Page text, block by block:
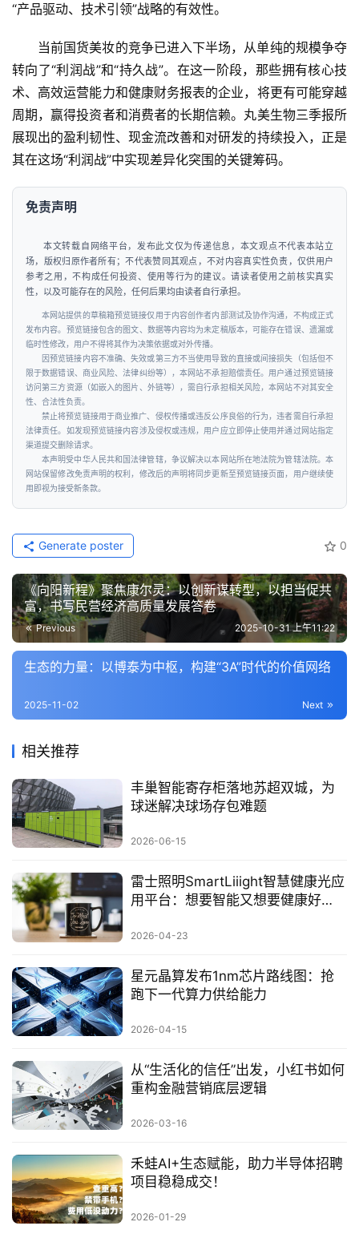
“产品驱动、技术引领”战略的有效性。
当前国货美妆的竞争已进入下半场，从单纯的规模争夺
转向了“利润战”和“持久战”。在这一阶段，那些拥有核心技
术、高效运营能力和健康财务报表的企业，将更有可能穿越
周期，赢得投资者和消费者的长期信赖。丸美生物三季报所
展现出的盈利韧性、现金流改善和对研发的持续投入，正是
其在这场“利润战”中实现差异化突围的关键筹码。
免责声明
本文转载自网络平台，发布此文仅为传递信息，本文观点不代表本站立
场，版权归原作者所有；不代表赞同其观点，不对内容真实性负责，仅供用户
参考之用，不构成任何投资、使用等行为的建议。请读者使用之前核实真实
性，以及可能存在的风险，任何后果均由读者自行承担。
本网站提供的草稿箱预览链接仅用于内容创作者内部测试及协作沟通，不构成正式
发布内容。预览链接包含的图文、数据等内容均为未定稿版本，可能存在错误、遗漏或
临时性修改，用户不得将其作为决策依据或对外传播。
因预览链接内容不准确、失效或第三方不当使用导致的直接或间接损失（包括但不
限于数据错误、商业风险、法律纠纷等），本网站不承担赔偿责任。用户通过预览链接
访问第三方资源（如嵌入的图片、外链等），需自行承担相关风险，本网站不对其安全
性、合法性负责。
禁止将预览链接用于商业推广、侵权传播或违反公序良俗的行为，违者需自行承担
法律责任。如发现预览链接内容涉及侵权或违规，用户应立即停止使用并通过网站指定
渠道提交删除请求。
本声明受中华人民共和国法律管辖，争议解决以本网站所在地法院为管辖法院。本
网站保留修改免责声明的权利，修改后的声明将同步更新至预览链接页面，用户继续使
用即视为接受新条款。
0
Generate poster
《向阳新程》聚焦康尔灵：以创新谋转型，以担当促共
富，书写民营经济高质量发展答卷
Previous 2025-10-31 上午11:22
生态的力量：以博泰为中枢，构建“3A”时代的价值网络
Next
2025-11-02
相关推荐
丰巢智能寄存柜落地苏超双城，为
球迷解决球场存包难题
2026-06-15
雷士照明SmartLiiight智慧健康光应
用平台：想要智能又想要健康好
2026-04-23
星元晶算发布1nm芯片路线图：抢
跑下一代算力供给能力
2026-04-15
从“生活化的信任”出发，小红书如何
重构金融营销底层逻辑
2026-03-16
禾蛙AI+生态赋能，助力半导体招聘
项目稳稳成交！
2026-01-29